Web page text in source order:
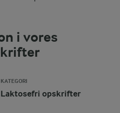
i vores
KATEGORI
Laktosefri opskrifter